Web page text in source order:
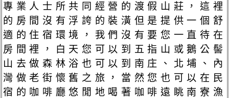
專業人士所共同經營的渡假山莊，這裡
的房間沒有浮誇的裝潢但是提供一個舒
適的住宿環境，我們沒有要您一直待在
房間裡，白天您可以到五指山或鵝公髻
山去做森林浴也可以到南庄、北埔、內
灣做老街懷舊之旅，當然您也可以在民
宿的咖啡廳悠閒地喝著咖啡遠眺南寮漁